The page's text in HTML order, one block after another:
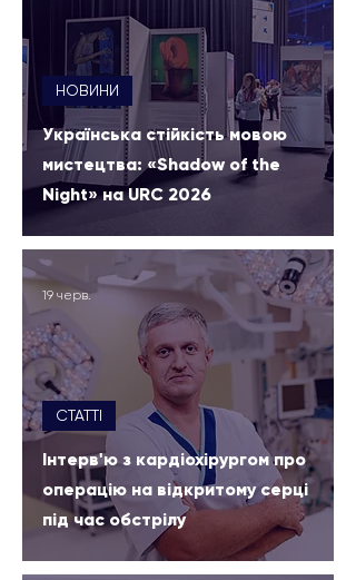
Українська стійкість мовою
мистецтва: «Shadow of the
Night» на URC 2026
НОВИНИ
Інтерв'ю з кардіохірургом про
операцію на відкритому серці
під час обстрілу
СТАТТІ
19 черв.